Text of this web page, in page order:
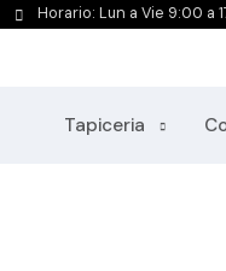
Horario: Lun a Vie 9:00 a
Tapiceria